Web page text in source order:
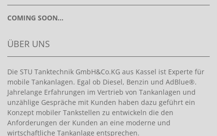
COMING SOON...
ÜBER UNS
Die STU Tanktechnik GmbH&Co.KG aus Kassel ist Experte für
mobile Tankanlagen. Egal ob Diesel, Benzin und AdBlue®.
Jahrelange Erfahrungen im Vertrieb von Tankanlagen und
unzählige Gespräche mit Kunden haben dazu geführt ein
Konzept mobiler Tankstellen zu entwickeln die den
Anforderungen der Kunden an eine moderne und
wirtschaftliche Tankanlage entsprechen.